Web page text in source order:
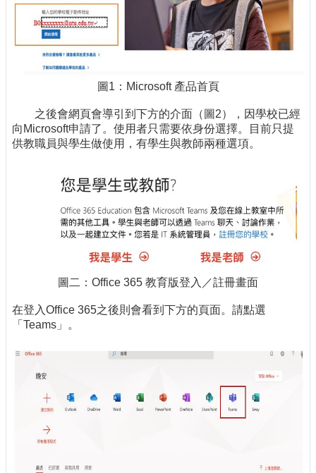
圖1：Microsoft 產品首頁
之後會網頁會導引到下方的介面（圖2），因學校已經
向Microsoft申請了。使用者只需要依身份選擇。目前只提
供教職員與學生做使用，有學生與教師兩種選項。
圖二：Office 365 教育版登入／註冊畫面
在登入Office 365之後則會看到下方的頁面。請點選
「Teams」。